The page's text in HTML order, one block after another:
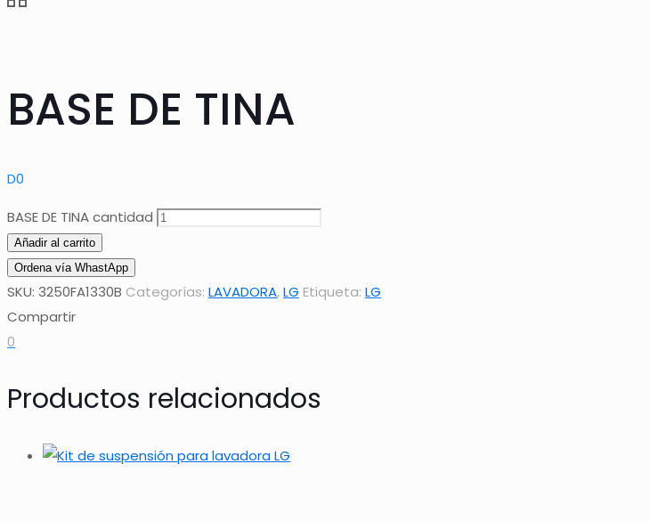
BASE DE TINA
D0
BASE DE TINA cantidad
Añadir al carrito
Ordena vía WhastApp
SKU: 3250FA1330B Categorías: LAVADORA,LG Etiqueta: LG
Compartir
0
Productos relacionados